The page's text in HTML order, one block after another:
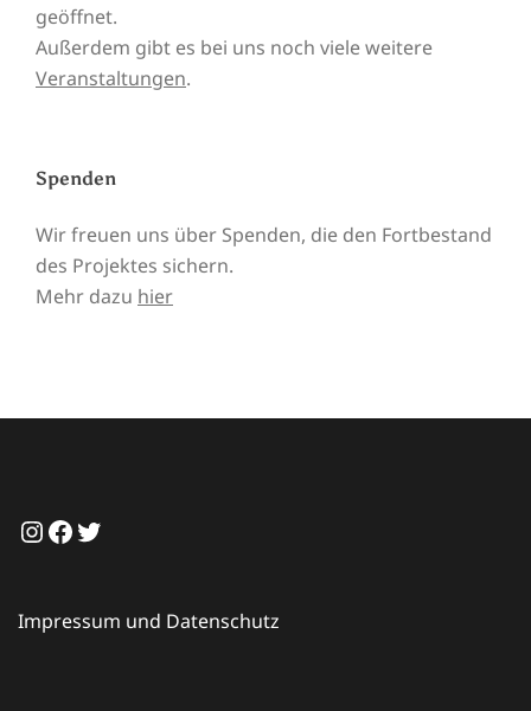
geöffnet.
Außerdem gibt es bei uns noch viele weitere
Veranstaltungen.
Spenden
Wir freuen uns über Spenden, die den Fortbestand
des Projektes sichern.
Mehr dazu hier
Instagram
Facebook
Twitter
Impressum und Datenschutz